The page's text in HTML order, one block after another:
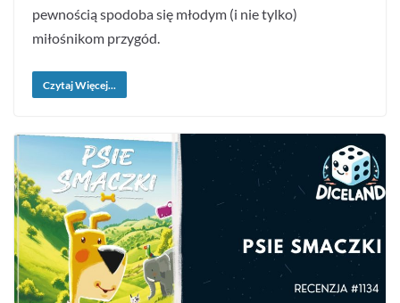
pewnością spodoba się młodym (i nie tylko)
miłośnikom przygód.
Czytaj Więcej...